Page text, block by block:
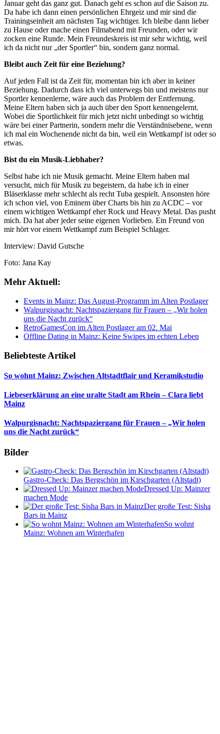
Januar geht das ganz gut. Danach geht es schon auf die Saison zu.
Da habe ich dann einen persönlichen Ehrgeiz und mir sind die
Trainingseinheit am nächsten Tag wichtiger. Ich bleibe dann lieber
zu Hause oder mache einen Filmabend mit Freunden, oder wir
zocken eine Runde. Mein Freundeskreis ist mir sehr wichtig, weil
ich da nicht nur „der Sportler“ bin, sondern ganz normal.
Bleibt auch Zeit für eine Beziehung?
Auf jeden Fall ist da Zeit für, momentan bin ich aber in keiner
Beziehung. Dadurch dass ich viel unterwegs bin und meistens nur
Sportler kennenlerne, wäre auch das Problem der Entfernung.
Meine Eltern haben sich ja auch über den Sport kennengelernt.
Wobei die Sportlichkeit für mich jetzt nicht unbedingt so wichtig
wäre bei einer Partnerin, sondern mehr die Verständnisebene, wenn
ich mal ein Wochenende nicht da bin, weil ein Wettkampf ist oder so
etwas.
Bist du ein Musik-Liebhaber?
Selbst habe ich nie Musik gemacht. Meine Eltern haben mal
versucht, mich für Musik zu begeistern, da habe ich in einer
Bläserklasse mehr schlecht als recht Tuba gespielt. Ansonsten höre
ich schon viel, von Eminem über Charts bis hin zu ACDC – vor
einem wichtigen Wettkampf eher Rock und Heavy Metal. Das pusht
mich. Da hat aber jeder seine eigenen Vorlieben. Ein Freund von
mir hört vor einem Wettkampf zum Beispiel Schlager.
Interview: David Gutsche
Foto: Jana Kay
Mehr Aktuell:
Events in Mainz: Das August-Programm im Alten Postlager
Walpurgisnacht: Nachtspaziergang für Frauen – „Wir holen
uns die Nacht zurück“
RetroGamesCon im Alten Postlager am 02. Mai
Offline Dating in Mainz: Keine Swipes im echten Leben
Beliebteste Artikel
So wohnt Mainz: Zwischen Altstadtflair und Keramikstudio
Liebeserklärung an eine uralte Stadt am Rhein – Clara liebt
Mainz
Walpurgisnacht: Nachtspaziergang für Frauen – „Wir holen
uns die Nacht zurück“
Bilder
Gastro-Check: Das Bergschön im Kirschgarten (Altstadt)
Dressed Up: Mainzer
machen Mode
Der große Test: Sisha
Bars in Mainz
So wohnt
Mainz: Wohnen am Winterhafen